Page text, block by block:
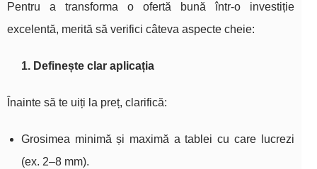
Pentru a transforma o ofertă bună într‑o investiție
excelentă, merită să verifici câteva aspecte cheie:
1. Definește clar aplicația
Înainte să te uiți la preț, clarifică:
Grosimea minimă și maximă a tablei cu care lucrezi
(ex. 2–8 mm).